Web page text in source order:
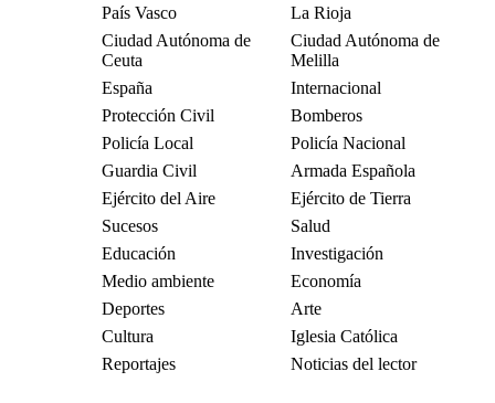
País Vasco
La Rioja
Ciudad Autónoma de
Ceuta
Ciudad Autónoma de
Melilla
España
Internacional
Protección Civil
Bomberos
Policía Local
Policía Nacional
Guardia Civil
Armada Española
Ejército del Aire
Ejército de Tierra
Sucesos
Salud
Educación
Investigación
Medio ambiente
Economía
Deportes
Arte
Cultura
Iglesia Católica
Reportajes
Noticias del lector